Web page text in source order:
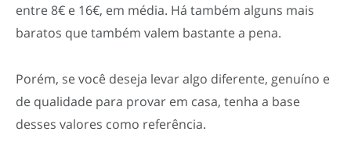
entre 8€ e 16€, em média. Há também alguns mais
baratos que também valem bastante a pena.
Porém, se você deseja levar algo diferente, genuíno e
de qualidade para provar em casa, tenha a base
desses valores como referência.